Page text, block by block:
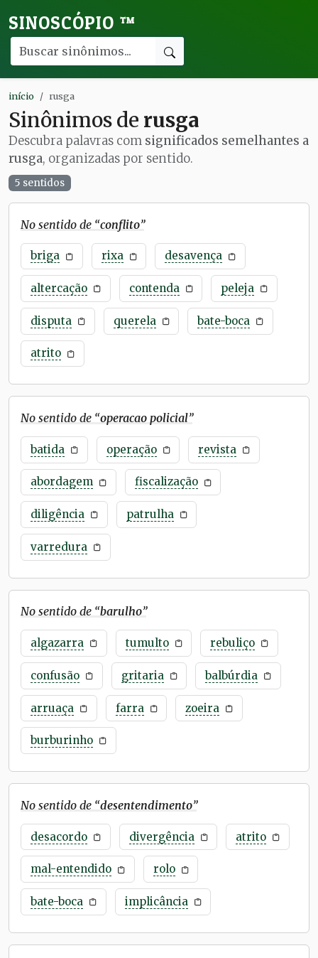
SINOSCÓPIO ™
início rusga
Sinônimos de rusga
Descubra palavras com significados semelhantes a
rusga, organizadas por sentido.
5 sentidos
No sentido de “conflito”
briga rixa desavença
altercação contenda peleja
disputa querela bate-boca
atrito
No sentido de “operacao policial”
batida operação revista
abordagem fiscalização
diligência patrulha
varredura
No sentido de “barulho”
algazarra tumulto rebuliço
confusão gritaria balbúrdia
arruaça farra zoeira
burburinho
No sentido de “desentendimento”
desacordo divergência atrito
mal-entendido rolo
bate-boca implicância